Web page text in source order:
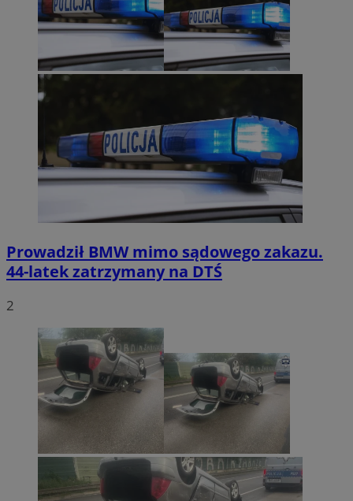
Prowadził BMW mimo sądowego zakazu.
44-latek zatrzymany na DTŚ
2